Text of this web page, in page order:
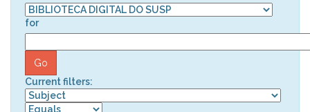
for
Current filters: